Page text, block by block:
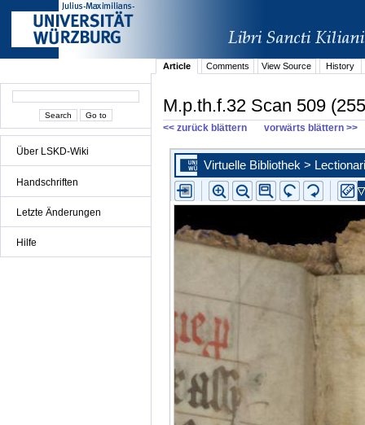
Über LSKD-Wiki
Handschriften
Letzte Änderungen
Hilfe
Article Comments View Source History
M.p.th.f.32 Scan 509
<< zurück blättern vorwärts blättern >>